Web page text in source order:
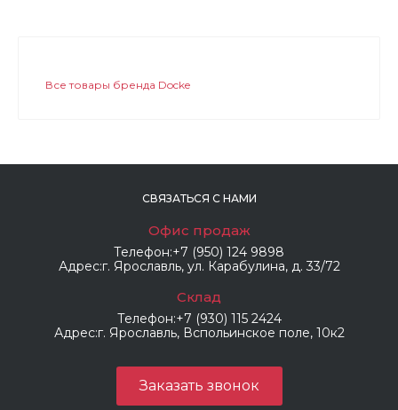
Все товары бренда Docke
СВЯЗАТЬСЯ С НАМИ
Офис продаж
Телефон:+7 (950) 124 9898
Адрес:г. Ярославль, ул. Карабулина, д. 33/72
Склад
Телефон:+7 (930) 115 2424
Адрес:г. Ярославль, Вспольинское поле, 10к2
Заказать звонок